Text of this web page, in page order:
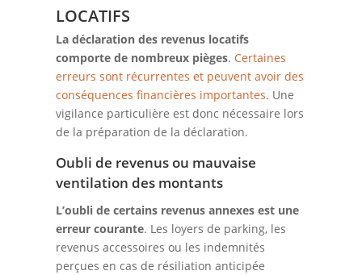
LOCATIFS
La déclaration des revenus locatifs
comporte de nombreux pièges. Certaines
erreurs sont récurrentes et peuvent avoir des
conséquences financières importantes. Une
vigilance particulière est donc nécessaire lors
de la préparation de la déclaration.
Oubli de revenus ou mauvaise
ventilation des montants
L’oubli de certains revenus annexes est une
erreur courante. Les loyers de parking, les
revenus accessoires ou les indemnités
perçues en cas de résiliation anticipée